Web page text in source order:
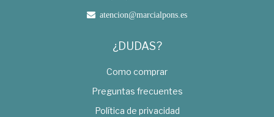
atencion@marcialpons.es
¿DUDAS?
Como comprar
Preguntas frecuentes
Política de privacidad